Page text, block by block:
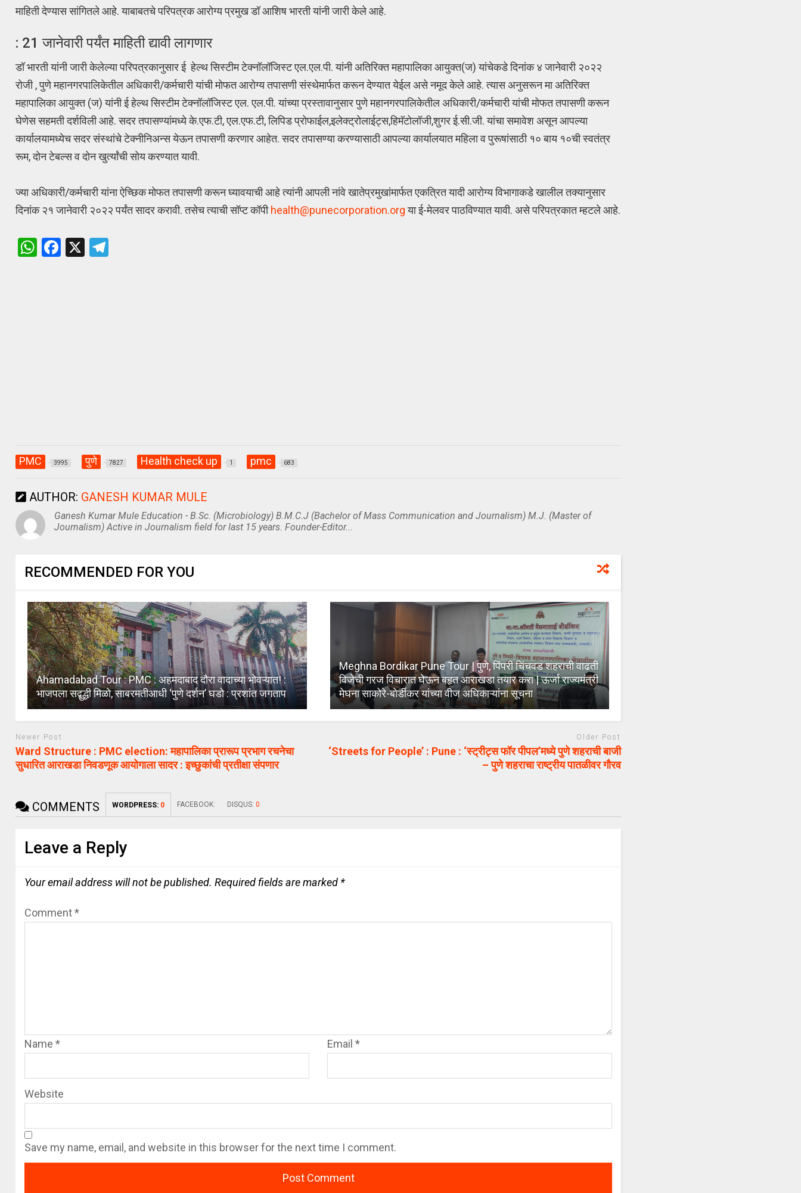
माहिती देण्यास सांगितले आहे. याबाबतचे परिपत्रक आरोग्य प्रमुख डॉ आशिष भारती यांनी जारी केले आहे.
: 21 जानेवारी पर्यंत माहिती द्यावी लागणार
डॉ भारती यांनी जारी केलेल्या परिपत्रकानुसार ई हेल्थ सिस्टीम टेक्नॉलॉजिस्ट एल.एल.पी. यांनी अतिरिक्त महापालिका आयुक्त(ज) यांचेकडे दिनांक ४ जानेवारी २०२२
रोजी , पुणे महानगरपालिकेतील अधिकारी/कर्मचारी यांची मोफत आरोग्य तपासणी संस्थेमार्फत करून देण्यात येईल असे नमूद केले आहे. त्यास अनुसरून मा अतिरिक्त
महापालिका आयुक्त (ज) यांनी ई हेल्थ सिस्टीम टेक्नॉलॉजिस्ट एल. एल.पी. यांच्या प्रस्तावानुसार पुणे महानगरपालिकेतील अधिकारी/कर्मचारी यांची मोफत तपासणी करून
घेणेस सहमती दर्शविली आहे. सदर तपासण्यांमध्ये के.एफ.टी, एल.एफ.टी, लिपिड प्रोफाईल,इलेक्ट्रोलाईट्स,हिमॅटोलॉजी,शुगर ई.सी.जी. यांचा समावेश असून आपल्या
कार्यालयामध्येच सदर संस्थांचे टेक्नीनिअन्स येऊन तपासणी करणार आहेत. सदर तपासण्या करण्यासाठी आपल्या कार्यालयात महिला व पुरूषांसाठी १० बाय १०ची स्वतंत्र
रूम, दोन टेबल्स व दोन खुर्त्यांची सोय करण्यात यावी.
ज्या अधिकारी/कर्मचारी यांना ऐच्छिक मोफत तपासणी करून घ्यावयाची आहे त्यांनी आपली नांवे खातेप्रमुखांमार्फत एकत्रित यादी आरोग्य विभागाकडे खालील तक्यानुसार
दिनांक २१ जानेवारी २०२२ पर्यंत सादर करावी. तसेच त्याची सॉप्ट कॉपी health@punecorporation.orgया ई-मेलवर पाठविण्यात यावी. असे परिपत्रकात म्हटले आहे.
W F
X
PMC 3995 पुणे 7827 Health check up 1 pmc 683
AUTHOR: GANESH KUMAR MULE
Ganesh Kumar Mule Education - B.Sc. (Microbiology) B.M.C.J (Bachelor of Mass Communication and Journalism) M.J. (Master of
Journalism) Active in Journalism field for last 15 years. Founder-Editor...
RECOMMENDED FOR YOU
Ahamadabad Tour : PMC : अहमदाबाद दौरा वादाच्या भोवऱ्यात! :
भाजपला सद्बुद्धी मिळो, साबरमतीआधी ‘पुणे दर्शन’ घडो : प्रशांत जगताप
Meghna Bordikar Pune Tour | पुणे, पिंपरी चिंचवड शहराची वाढती
विजेची गरज विचारात घेऊन बहृत आराखडा तयार करा | ऊर्जा राज्यमंत्री
मेघना साकाेरे-बोर्डीकर यांच्या वीज अधिकाऱ्यांना सूचना
Newer Post
Ward Structure : PMC election: महापालिका प्रारूप प्रभाग रचनेचा
सुधारित आराखडा निवडणूक आयोगाला सादर : इच्छुकांची प्रतीक्षा संपणार
Older Post
‘Streets for People’ : Pune : ‘स्ट्रीट्स फॉर पीपल’मध्ये पुणे शहराची बाजी
– पुणे शहराचा राष्ट्रीय पातळीवर गौरव
COMMENTS WORDPRESS: 0 FACEBOOK: DISQUS:0
Leave a Reply
Your email address will not be published. Required fields are marked *
Comment*
Name* Email*
Website
Save my name, email, and website in this browser for the next time I comment.